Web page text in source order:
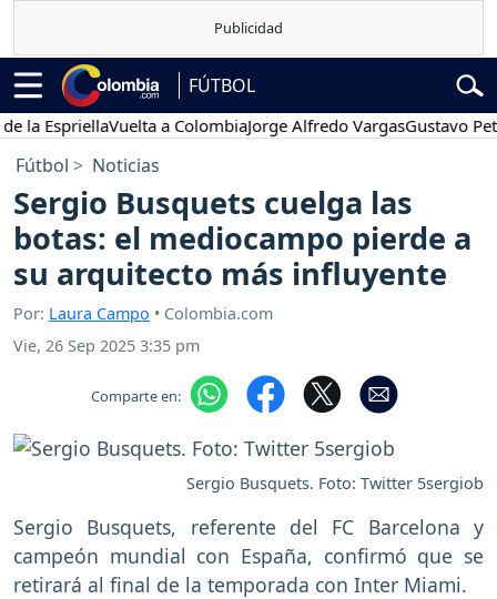
FÚTBOL
Vuelta a ColombiaJorge Alfredo VargasGustavo Petro
Fútbol Noticias
Sergio Busquets cuelga las
botas: el mediocampo pierde a
su arquitecto más influyente
Por: Laura Campo • Colombia.com
Vie, 26 Sep 2025 3:35 pm
Comparte en:
Sergio Busquets. Foto: Twitter 5sergiob
Sergio Busquets, referente del FC Barcelona y
campeón mundial con España, confirmó que se
retirará al final de la temporada con Inter Miami.